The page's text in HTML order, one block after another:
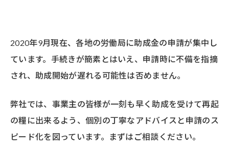
2020年9月現在、各地の労働局に助成金の申請が集中し
ています。手続きが簡素とはいえ、申請時に不備を指摘
され、助成開始が遅れる可能性は否めません。
弊社では、事業主の皆様が一刻も早く助成を受けて再起
の糧に出来るよう、個別の丁寧なアドバイスと申請のス
ピード化を図っています。まずはご相談ください。